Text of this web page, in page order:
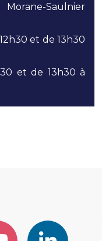
Saulnier
et de 13h30
et de 13h30 à